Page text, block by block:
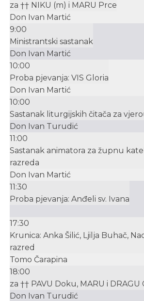
za †† NIKU (m) i MARU Prce
Don Ivan Martić
9:00
Ministrantski sastanak
Don Ivan Martić
10:00
Proba pjevanja: VIS Gloria
Don Ivan Martić
10:00
Sastanak liturgijskih čitača za
Don Ivan Turudić
11:00
Sastanak animatora za župnu
razreda
Don Ivan Martić
11:30
Proba pjevanja: Anđeli sv. Ivana
17:30
Krunica: Anka Šilić, Ljilja Buhač,
razred
Tomo Čarapina
18:00
za †† PAVU Doku, MARU i DRAGU
Don Ivan Turudić